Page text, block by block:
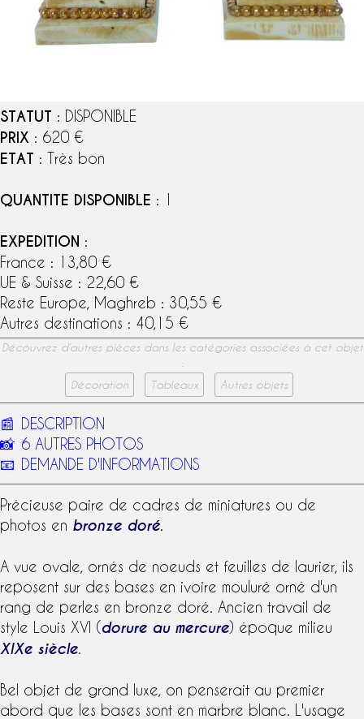
STATUT : DISPONIBLE
PRIX : 620 €
ETAT : Très bon
QUANTITE DISPONIBLE : 1
EXPEDITION :
France : 13,80 €
UE & Suisse : 22,60 €
Reste Europe, Maghreb : 30,55 €
Autres destinations : 40,15 €
Découvrez d’autres pièces dans les catégories associées à cet objet
:
Décoration
Tableaux Autres objets
📰 DESCRIPTION
📸 6 AUTRES PHOTOS
📧 DEMANDE D'INFORMATIONS
Précieuse paire de cadres de miniatures ou de
photos en bronze doré
A vue ovale, ornés de noeuds et feuilles de laurier, ils
reposent sur des bases en ivoire mouluré orné d'un
rang de perles en bronze doré. Ancien travail de
style Louis XVI (dorure au mercure) époque milieu
XIXe siècle
Bel objet de grand luxe, on penserait au premier
abord que les bases sont en marbre blanc. L'usage